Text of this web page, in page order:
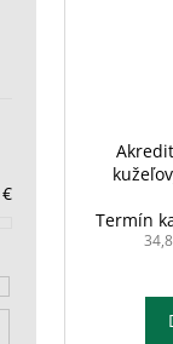
€
Termín